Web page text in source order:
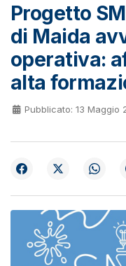
Progetto
di Maida
operativa:
alta
Pubblicato: 13 Maggio